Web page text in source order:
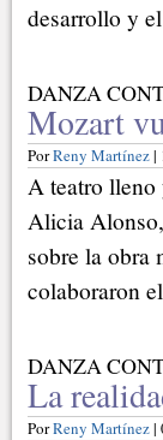
desarrollo y
DANZA
Mozart
PorReny Martínez|
A teatro lleno
Alicia
sobre la obra
colaboraron
DANZA
La
PorReny Martínez|